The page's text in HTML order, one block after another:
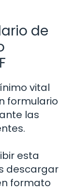
de
vital
formulario
las
esta
descargar
formato